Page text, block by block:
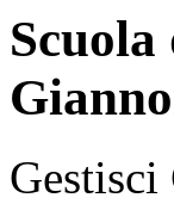
Gestisci